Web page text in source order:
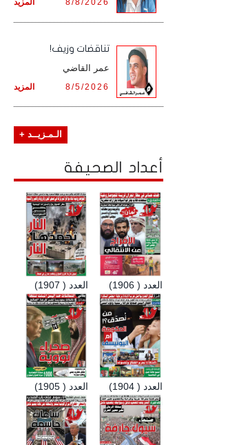
المزيد 8/8/2026
تناقضات وزيف!
عمر القاضي
المزيد 8/5/2026
الـمـزيــد +
أعداد الصحيفة
العدد ( 1907) العدد ( 1906)
العدد ( 1905) العدد ( 1904)